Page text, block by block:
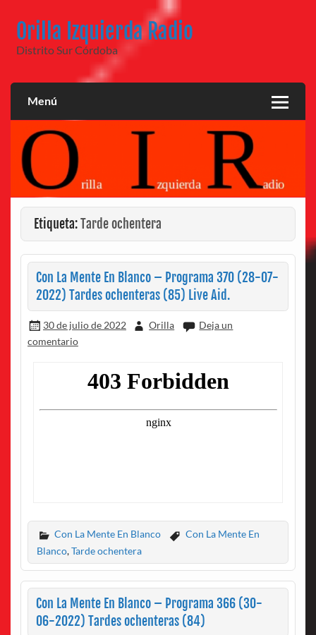
contenido
Orilla Izquierda Radio
Distrito Sur Córdoba
Menú
Etiqueta:Tarde ochentera
Con La Mente En Blanco – Programa 370 (28-07-
2022) Tardes ochenteras (85) Live Aid.
30 de julio de 2022 Orilla
Deja un
comentario
Con La Mente En Blanco
Con La Mente En
Blanco,Tarde ochentera
Con La Mente En Blanco – Programa 366 (30-
06-2022) Tardes ochenteras (84)